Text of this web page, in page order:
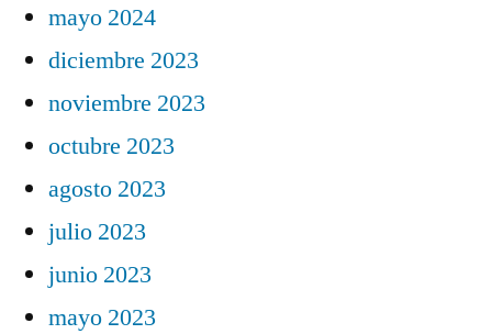
mayo 2024
diciembre 2023
noviembre 2023
octubre 2023
agosto 2023
julio 2023
junio 2023
mayo 2023